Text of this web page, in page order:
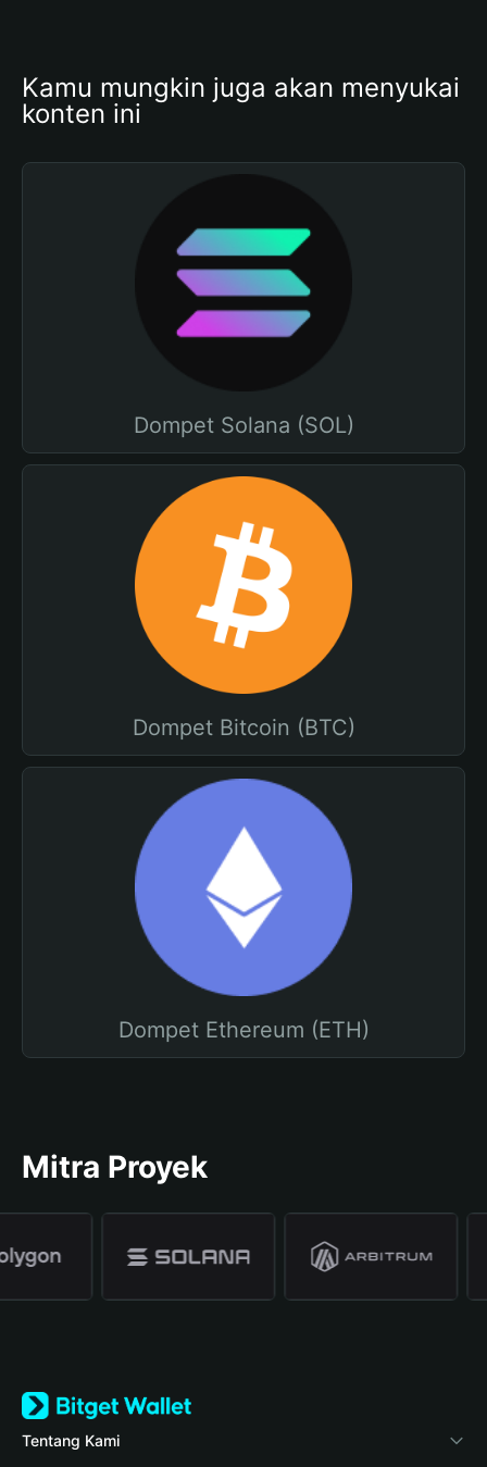
Kamu mungkin juga akan menyukai
konten ini
Dompet Solana (SOL)
Dompet Bitcoin (BTC)
Dompet Ethereum (ETH)
Mitra Proyek
Tentang Kami